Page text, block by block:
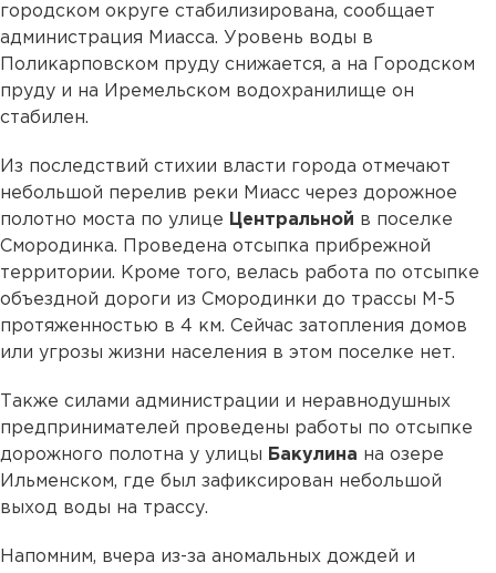
городском округе стабилизирована, сообщает
администрация Миасса. Уровень воды в
Поликарповском пруду снижается, а на Городском
пруду и на Иремельском водохранилище он
стабилен.
Из последствий стихии власти города отмечают
небольшой перелив реки Миасс через дорожное
полотно моста по улице Центральной в поселке
Смородинка. Проведена отсыпка прибрежной
территории. Кроме того, велась работа по отсыпке
объездной дороги из Смородинки до трассы М-5
протяженностью в 4 км. Сейчас затопления домов
или угрозы жизни населения в этом поселке нет.
Также силами администрации и неравнодушных
предпринимателей проведены работы по отсыпке
дорожного полотна у улицы Бакулина на озере
Ильменском, где был зафиксирован небольшой
выход воды на трассу.
Напомним, вчера из-за аномальных дождей и